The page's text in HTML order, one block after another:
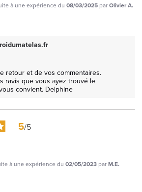
à une expérience du 08/03/2025 parOlivier A.
retour et de vos commentaires.
ravis que vous ayez trouvé le
convient. Delphine
5/5
à une expérience du 02/05/2023 parM.E.